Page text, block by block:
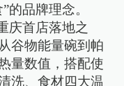
的品牌理念。
庆首店落地之
谷物能量碗到帕
量数值，搭配使
洗、食材四大温